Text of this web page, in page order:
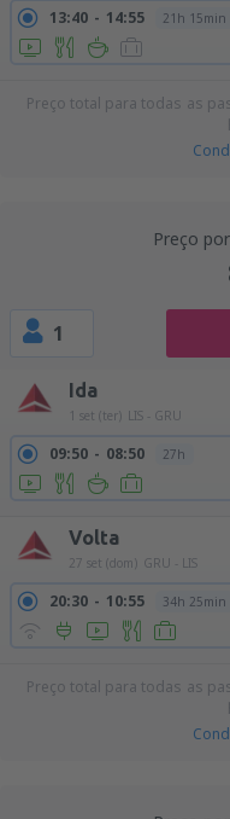
13:40 14:55 21h 15min
Preço total para todas as
Preço
1
Ida
1 set (ter) LIS - GRU
09:50 08:50 27h
Volta
27 set (dom) GRU - LIS
20:30 10:55 34h 25min
Preço total para todas as